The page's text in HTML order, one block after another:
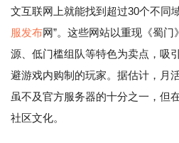
文互联网上就能找到超过30个不同
服发布网”。这些网站以重现《蜀
源、低门槛组队等特色为卖点，吸
避游戏内购制的玩家。据估计，月
虽不及官方服务器的十分之一，但
社区文化。